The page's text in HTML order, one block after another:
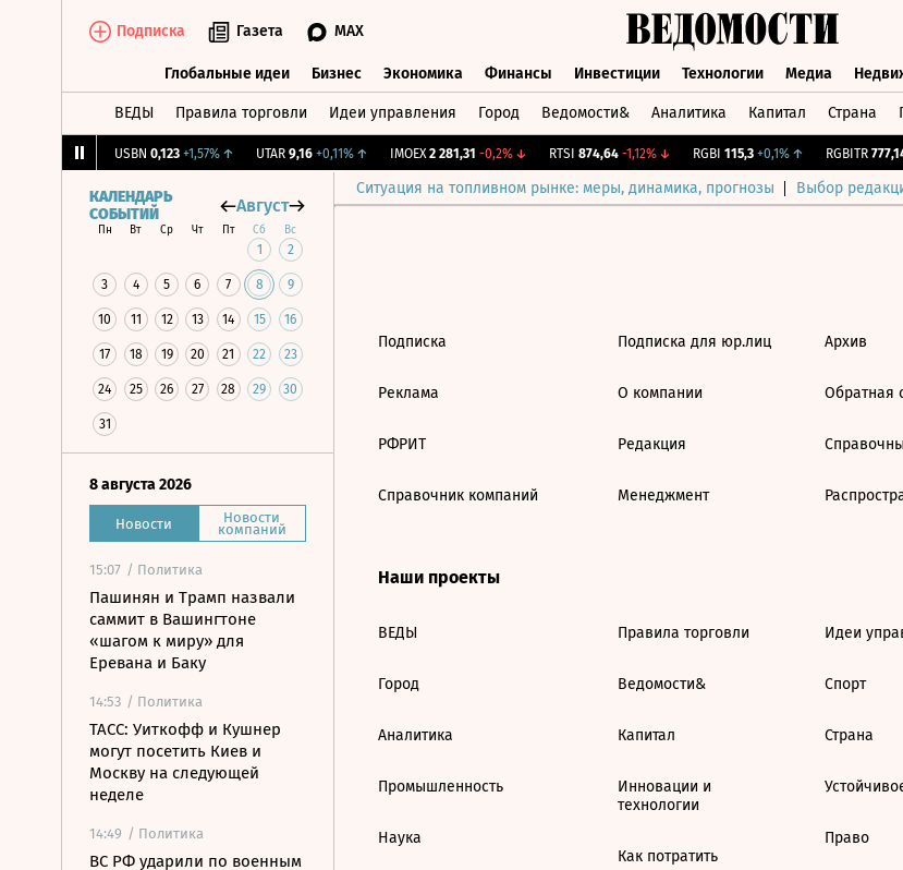
Подписка Газета MAX
Глобальные идеи Бизнес Экономика Финансы Инвестиции Технологии Медиа
ВЕДЫ Правила торговли Идеи управления Город Ведомости& Аналитика Капитал Страна
USBN 0,123 +1,57%↑ UTAR 9,16 +0,11%↑ IMOEX 2 281,31 -0,2%↓ RTSI 874,64 -1,12%↓ RGBI 115,3 +0,1%↑ RGBITR 777,14
Ситуация на топливном рынке: меры, динамика, прогнозы Выбор
КАЛЕНДАРЬ
СОБЫТИЙ
Август
Пн Вт Ср Чт Пт Сб Вс
1 2
3 4 5 6 7 8 9
10 11 12 13 14 15 16
17 18 19 20 21 22 23
24 25 26 27 28 29 30
31
8 августа 2026
Новости Новости
компаний
15:07 / Политика
Пашинян и Трамп назвали
саммит в Вашингтоне
«шагом к миру» для
Еревана и Баку
14:53 / Политика
ТАСС: Уиткофф и Кушнер
могут посетить Киев и
Москву на следующей
неделе
14:49 / Политика
ВС РФ ударили по военным
Подписка
Реклама
РФРИТ
Справочник компаний
Подписка для юр.лиц
О компании
Редакция
Менеджмент
Архив
Обратная
Наши проекты
ВЕДЫ
Город
Аналитика
Промышленность
Наука
Правила торговли
Ведомости&
Капитал
Инновации и
технологии
Как потратить
Идеи
Спорт
Страна
Право